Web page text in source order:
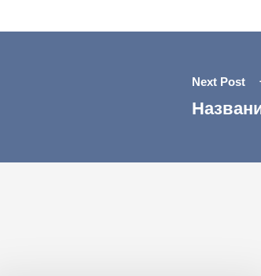
Next Post